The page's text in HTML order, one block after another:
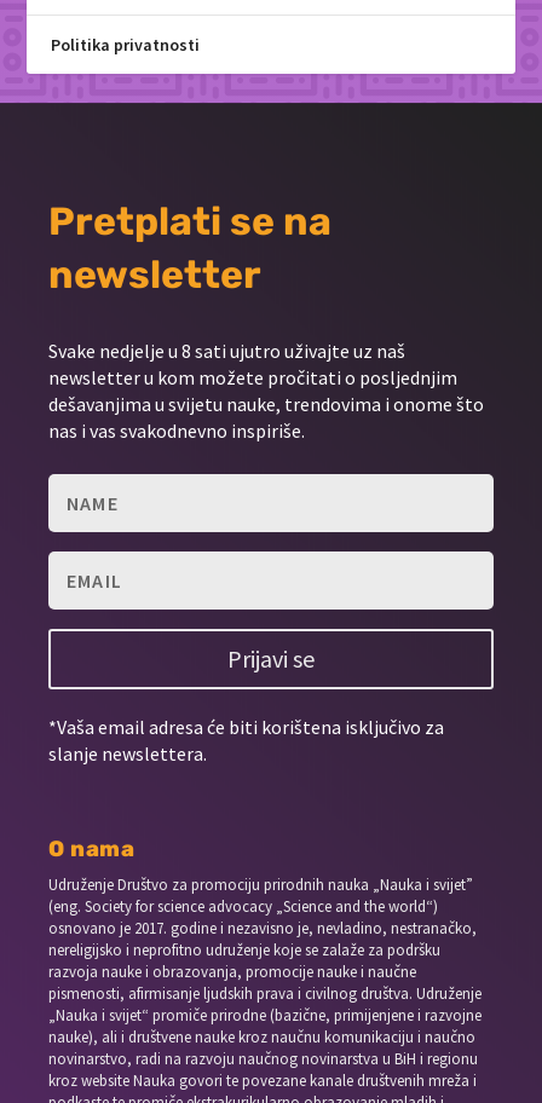
Politika privatnosti
Pretplati se na
newsletter
Svake nedjelje u 8 sati ujutro uživajte uz naš
newsletter u kom možete pročitati o posljednjim
dešavanjima u svijetu nauke, trendovima i onome što
nas i vas svakodnevno inspiriše.
Prijavi se
*Vaša email adresa će biti korištena isključivo za
slanje newslettera.
O nama
Udruženje Društvo za promociju prirodnih nauka „Nauka i svijet”
(eng. Society for science advocacy „Science and the world“)
osnovano je 2017. godine i nezavisno je, nevladino, nestranačko,
nereligijsko i neprofitno udruženje koje se zalaže za podršku
razvoja nauke i obrazovanja, promocije nauke i naučne
pismenosti, afirmisanje ljudskih prava i civilnog društva. Udruženje
„Nauka i svijet“ promiče prirodne (bazične, primijenjene i razvojne
nauke), ali i društvene nauke kroz naučnu komunikaciju i naučno
novinarstvo, radi na razvoju naučnog novinarstva u BiH i regionu
kroz website Nauka govori te povezane kanale društvenih mreža i